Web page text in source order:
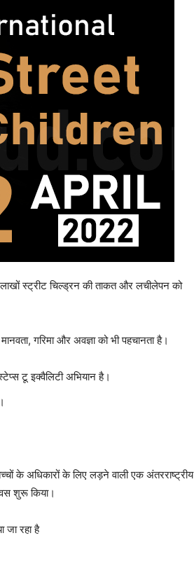
स्ट्रीट चिल्ड्रन की ताकत और लचीलेपन को
गरिमा और अवज्ञा को भी पहचानता है।
टू इक्वैलिटी अभियान है।
के अधिकारों के लिए लड़ने वाली एक अंतरराष्ट्रीय
शुरू किया।
जा रहा है